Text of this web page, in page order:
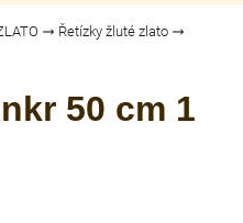
Řetízky žluté zlato
50 cm 1